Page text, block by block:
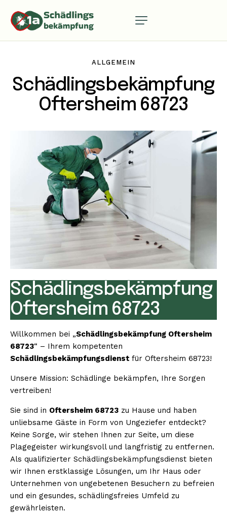
ALLGEMEIN
Schädlingsbekämpfung
Oftersheim 68723
Schädlingsbekämpfung
Oftersheim 68723
Willkommen bei „Schädlingsbekämpfung Oftersheim
68723“ – Ihrem kompetenten
Schädlingsbekämpfungsdienst für Oftersheim 68723!
Unsere Mission: Schädlinge bekämpfen, Ihre Sorgen
vertreiben!
Sie sind in Oftersheim 68723 zu Hause und haben
unliebsame Gäste in Form von Ungeziefer entdeckt?
Keine Sorge, wir stehen Ihnen zur Seite, um diese
Plagegeister wirkungsvoll und langfristig zu entfernen.
Als qualifizierter Schädlingsbekämpfungsdienst bieten
wir Ihnen erstklassige Lösungen, um Ihr Haus oder
Unternehmen von ungebetenen Besuchern zu befreien
und ein gesundes, schädlingsfreies Umfeld zu
gewährleisten.